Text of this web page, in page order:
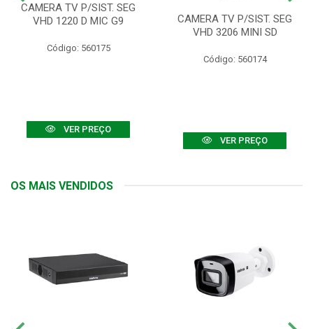
CAMERA TV P/SIST. SEG
VHD 1220 D MIC G9
Código: 560175
VER PREÇO
CAMERA TV P/SIST. SEG
VHD 3206 MINI SD
Código: 560174
VER PREÇO
OS MAIS VENDIDOS